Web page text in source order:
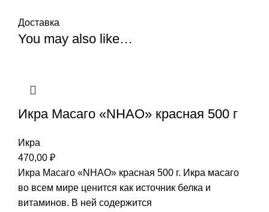
Доставка
You may also like…
Икра Масаго «NHAO» красная 500 г
Икра
470,00 ₽
Икра Масаго «NHAO» красная 500 г. Икра масаго
во всем мире ценится как источник белка и
витаминов. В ней содержится